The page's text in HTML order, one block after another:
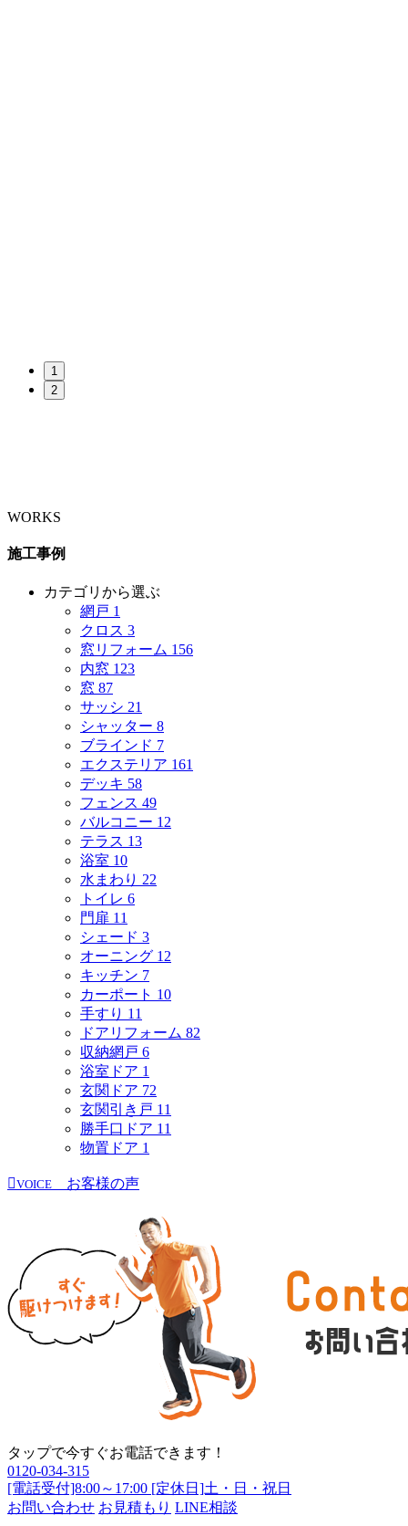
1
2
WORKS
施工事例
カテゴリから選ぶ
網戸 1
クロス 3
窓リフォーム 156
内窓 123
窓 87
サッシ 21
シャッター 8
ブラインド 7
エクステリア 161
デッキ 58
フェンス 49
バルコニー 12
テラス 13
浴室 10
水まわり 22
トイレ 6
門扉 11
シェード 3
オーニング 12
キッチン 7
カーポート 10
手すり 11
ドアリフォーム 82
収納網戸 6
浴室ドア 1
玄関ドア 72
玄関引き戸 11
勝手口ドア 11
物置ドア 1
VOICE お客様の声
タップで今すぐお電話できます！
0120-034-315
[電話受付]8:00～17:00 [定休日]土・日・祝日
お問い合わせ お見積もり LINE相談